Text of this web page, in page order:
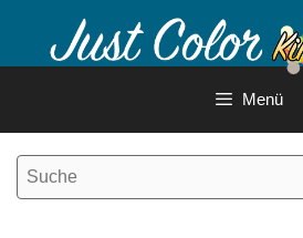
Inhalt
Menü